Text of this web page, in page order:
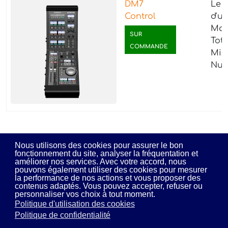
Nous utilisons des cookies pour assurer le bon
fonctionnement du site, analyser la fréquentation et
améliorer nos services. Avec votre accord, nous
pouvons également utiliser des cookies pour mesurer
la performance de nos actions et vous proposer des
contenus adaptés. Vous pouvez accepter, refuser ou
personnaliser vos choix à tout moment.
Politique d'utilisation des cookies
Politique de confidentialité
DM7
Control
SUR
COMMANDE
Le
MDS Audio © 2026 - Tous droits réservés - Par l'agence
DevWeb
Mentions légales
Politique de confidentialité